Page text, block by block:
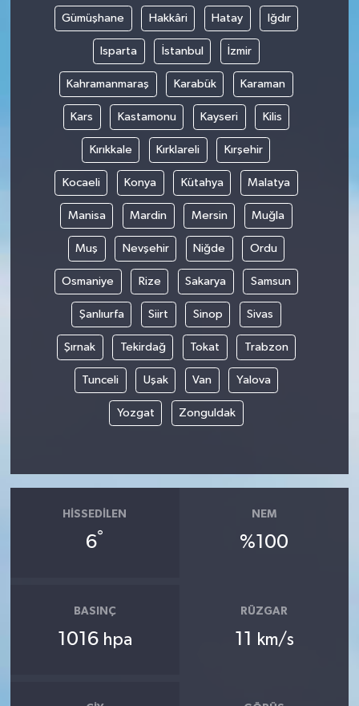
Gümüşhane Hakkâri Hatay Iğdır
Isparta İstanbul İzmir
Kahramanmaraş Karabük Karaman
Kars Kastamonu Kayseri Kilis
Kırıkkale Kırklareli Kırşehir
Kocaeli Konya Kütahya Malatya
Manisa Mardin Mersin Muğla
Muş Nevşehir Niğde Ordu
Osmaniye Rize Sakarya Samsun
Şanlıurfa Siirt Sinop Sivas
Şırnak Tekirdağ Tokat Trabzon
Tunceli Uşak Van Yalova
Yozgat Zonguldak
HISSEDILEN
6°
NEM
%100
BASINÇ
1016 hpa
RÜZGAR
11 km/s